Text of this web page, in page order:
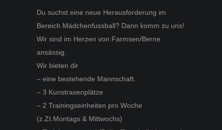
Du suchst eine neue Herausforderung im
Bereich Mädchenfussball? Dann komm zu uns!
Wir sind im Herzen von Farmsen/Berne
ansässig.
Wir bieten dir
– eine bestehende Mannschaft.
– 3 Kunstrasenplätze
– 2 Trainingseinheiten pro Woche
(z.Zt.Montags & Mittwochs)